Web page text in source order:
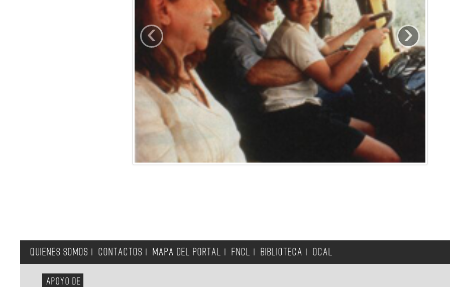
‹ ›
QUIENES SOMOS CONTACTOS MAPA DEL PORTAL FNCL BIBLIOTECA OCAL
APOYO DE